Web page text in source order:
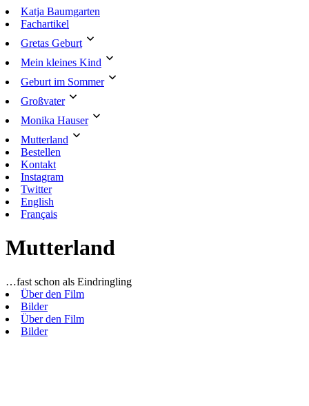
Zum
Inhalt
Katja Baumgarten
Fachartikel
Gretas Geburt
Mein kleines Kind
Geburt im Sommer
Großvater
Monika Hauser
Mutterland
Bestellen
Kontakt
Instagram
Twitter
English
Français
Mutterland
…fast schon als Eindringling
Über den Film
Bilder
Über den Film
Bilder